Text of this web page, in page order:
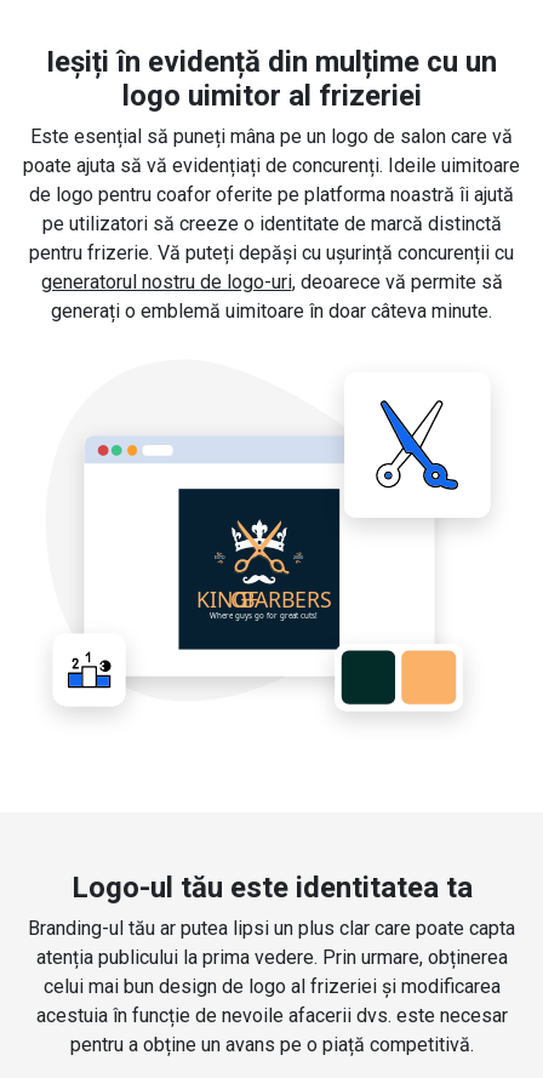
Ieșiți în evidență din mulțime cu un
logo uimitor al frizeriei
Este esențial să puneți mâna pe un logo de salon care vă
poate ajuta să vă evidențiați de concurenți. Ideile uimitoare
de logo pentru coafor oferite pe platforma noastră îi ajută
pe utilizatori să creeze o identitate de marcă distinctă
pentru frizerie. Vă puteți depăși cu ușurință concurenții cu
generatorul nostru de logo-uri, deoarece vă permite să
generați o emblemă uimitoare în doar câteva minute.
Logo-ul tău este identitatea ta
Branding-ul tău ar putea lipsi un plus clar care poate capta
atenția publicului la prima vedere. Prin urmare, obținerea
celui mai bun design de logo al frizeriei și modificarea
acestuia în funcție de nevoile afacerii dvs. este necesar
pentru a obține un avans pe o piață competitivă.